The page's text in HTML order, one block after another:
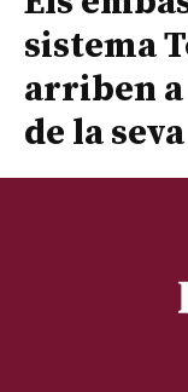
sistema
arriben a
de la